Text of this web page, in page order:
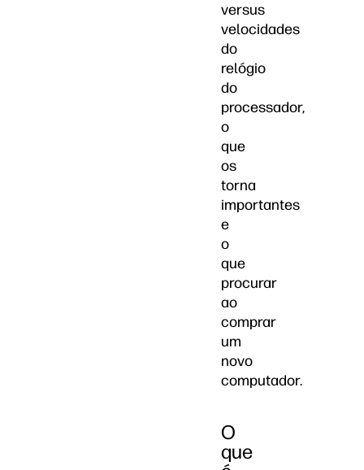
versus
velocidades
do
relógio
do
processador,
o
que
os
torna
importantes
e
o
que
procurar
ao
comprar
um
novo
computador.
O
que